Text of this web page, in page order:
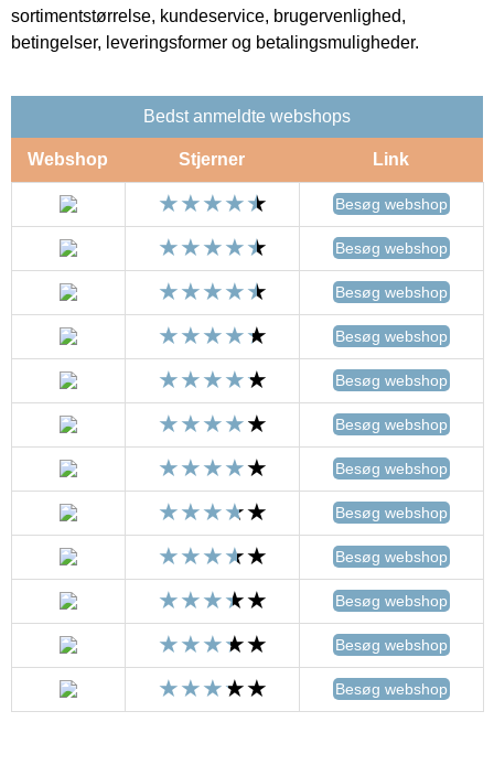
sortimentstørrelse, kundeservice, brugervenlighed,
betingelser, leveringsformer og betalingsmuligheder.
Bedst anmeldte webshops
Webshop Stjerner Link
Besøg webshop
Besøg webshop
Besøg webshop
Besøg webshop
Besøg webshop
Besøg webshop
Besøg webshop
Besøg webshop
Besøg webshop
Besøg webshop
Besøg webshop
Besøg webshop